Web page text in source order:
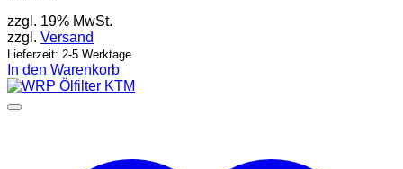
zzgl. 19% MwSt.
zzgl. Versand
Lieferzeit: 2-5 Werktage
In den Warenkorb